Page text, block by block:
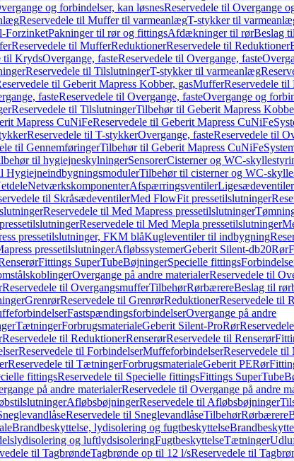
og forbindelser, kan løsnesReservedele til Overgange
Reservedele til Muffer til varmeanlægT-stykker til
ForzinketPakninger til rør og fittingsAfdækninger til rørBeslag
Reservedele til MufferReduktionerReservedele til Reduktioner
til KrydsOvergange, fasteReservedele til Overgange, faste
Reservedele til TilslutningerT-stykker til varmeanlæg
til Geberit Mapress Kobber, gasMufferReservedele
fasteReservedele til Overgange, fasteOvergange og
Reservedele til TilslutningerTilbehør til Geberit Mapress
Mapress CuNiFeReservedele til Geberit Mapress CuNiFe
Reservedele til T-stykkerOvergange, fasteReservedele til
til GennemføringerTilbehør til Geberit Mapress CuNiFe
til hygiejneskylningerSensorerCisterner og WC-
HygiejneindbygningsmodulerTilbehør til cisterner og WC-
NetværkskomponenterAfspærringsventilerLigesædeventiler
til SkråsædeventilerMed FlowFit pressetilslutninger
Reservedele til Med Mapress pressetilslutninger
Reservedele til Med Mepla pressetilslutninger
pressetilslutninger, FKM blåKugleventiler til indbygning
pressetilslutningerAfløbssystemerGeberit Silent-db20Rør
Fittings SuperTubeBøjningerSpecielle fittings
Overgange på andre materialerReservedele til
Reservedele til OvergangsmufferTilbehørRørbærereBeslag til
GrenrørReservedele til GrenrørReduktionerReservedele til
FastspændingsforbindelserOvergange på andre
TætningerForbrugsmaterialeGeberit Silent-ProRør
Reservedele til ReduktionerRenserørReservedele til Renserør
Reservedele til ForbindelserMuffeforbindelserReservedele
Reservedele til TætningerForbrugsmaterialeGeberit PERør
fittingsReservedele til Specielle fittingsFittings SuperTube
på andre materialerReservedele til Overgange på andre
AfløbsbøjningerReservedele til Afløbsbøjninger
Reservedele til SneglevandlåseTilbehørRørbærere
Brandbeskyttelse, lydisolering og fugtbeskyttelse
og luftlydsisoleringFugtbeskyttelseTætninger
til TagbrøndeTagbrønde op til 12 l/sReservedele til